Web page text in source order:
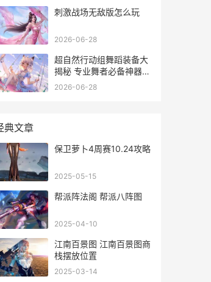
刺激战场无敌版怎么玩
2026-06-28
超自然行动组舞蹈装备大
揭秘 专业舞者必备神器盘
点
2026-06-28
典文章
保卫萝卜4周赛10.24攻略
2025-05-15
帮派阵法阁 帮派八阵图
2025-04-10
江南百景图 江南百景图商
栈摆放位置
2025-03-14